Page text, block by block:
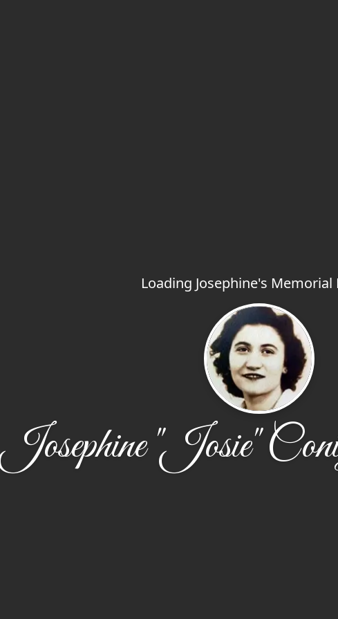
Loading Josephine's Memorial
Josephine "Josie"